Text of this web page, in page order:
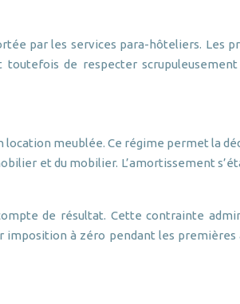
par les services para-hôteliers. Les
de respecter
meublée. Ce régime permet la
et du mobilier. L’amortissement
de résultat. Cette contrainte
à zéro pendant les premières